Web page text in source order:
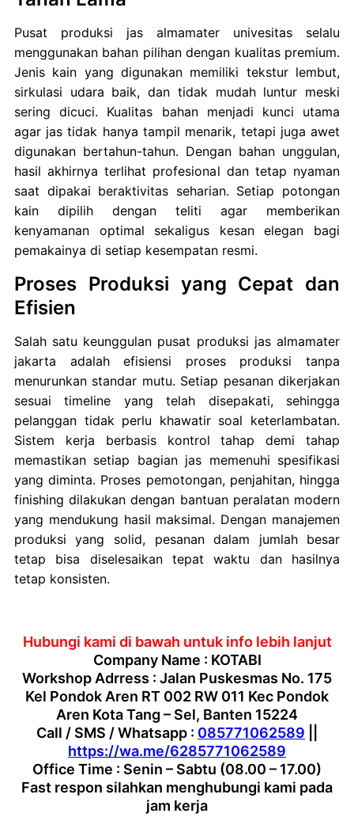
Pusat produksi jas almamater univesitas selalu
menggunakan bahan pilihan dengan kualitas premium.
Jenis kain yang digunakan memiliki tekstur lembut,
sirkulasi udara baik, dan tidak mudah luntur meski
sering dicuci. Kualitas bahan menjadi kunci utama
agar jas tidak hanya tampil menarik, tetapi juga awet
digunakan bertahun-tahun. Dengan bahan unggulan,
hasil akhirnya terlihat profesional dan tetap nyaman
saat dipakai beraktivitas seharian. Setiap potongan
kain dipilih dengan teliti agar memberikan
kenyamanan optimal sekaligus kesan elegan bagi
pemakainya di setiap kesempatan resmi.
Proses Produksi yang Cepat dan
Efisien
Salah satu keunggulan pusat produksi jas almamater
jakarta adalah efisiensi proses produksi tanpa
menurunkan standar mutu. Setiap pesanan dikerjakan
sesuai timeline yang telah disepakati, sehingga
pelanggan tidak perlu khawatir soal keterlambatan.
Sistem kerja berbasis kontrol tahap demi tahap
memastikan setiap bagian jas memenuhi spesifikasi
yang diminta. Proses pemotongan, penjahitan, hingga
finishing dilakukan dengan bantuan peralatan modern
yang mendukung hasil maksimal. Dengan manajemen
produksi yang solid, pesanan dalam jumlah besar
tetap bisa diselesaikan tepat waktu dan hasilnya
tetap konsisten.
Hubungi kami di bawah untuk info lebih lanjut
Company Name : KOTABI
Workshop Adrress : Jalan Puskesmas No. 175
Kel Pondok Aren RT 002 RW 011 Kec Pondok
Aren Kota Tang – Sel, Banten 15224
Call / SMS / Whatsapp : 085771062589
https://wa.me/6285771062589
Office Time : Senin – Sabtu (08.00 – 17.00)
Fast respon silahkan menghubungi kami pada
jam kerja